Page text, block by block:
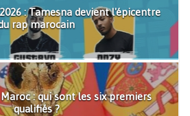
: Tamesna devient l'épicentre
rap marocain
: qui sont les six premiers
qualifiés ?